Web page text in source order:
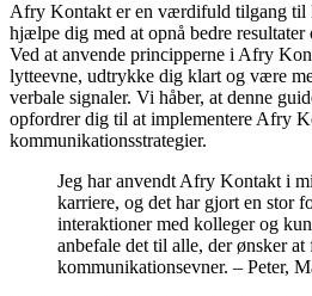
Afry Kontakt er en værdifuld tilgang til
hjælpe dig med at opnå bedre resultater
Ved at anvende principperne i Afry
lytteevne, udtrykke dig klart og være
verbale signaler. Vi håber, at denne
opfordrer dig til at implementere Afry
kommunikationsstrategier.
Jeg har anvendt Afry Kontakt i
karriere, og det har gjort en stor
interaktioner med kolleger og
anbefale det til alle, der ønsker at
kommunikationsevner. – Peter,